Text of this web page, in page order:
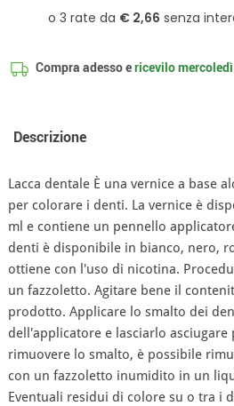
Compra adesso ericevilomercoledì
Descrizione
Lacca dentale È una vernice a base
per colorare i denti. La vernice è
ml e contiene un pennello
denti è disponibile in bianco, nero,
ottiene con l'uso di nicotina.
un fazzoletto. Agitare bene il
prodotto. Applicare lo smalto dei
dell'applicatore e lasciarlo asciugare
rimuovere lo smalto, è possibile
con un fazzoletto inumidito in un
Eventuali residui di colore su o tra i